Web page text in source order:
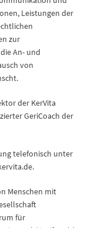
Leistungen der
zur
An- und
von
der KerVita
GeriCoach der
telefonisch unter
Menschen mit
für